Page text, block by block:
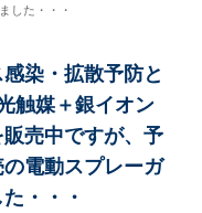
した・・・
染・拡散予防と
触媒＋銀イオン
売中ですが、予
電動スプレーガ
・・・